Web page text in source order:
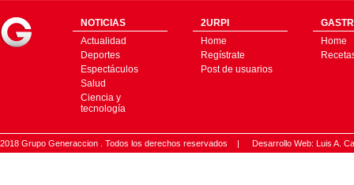
NOTICIAS
Actualidad
Deportes
Espectáculos
Salud
Ciencia y
tecnología
2URPI
Home
Regístrate
Post de usuarios
Home
2018 Grupo Generaccion . Todos los derechos reservados | Desarrollo Web: Luis